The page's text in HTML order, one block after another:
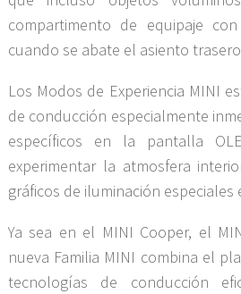
compartimento de equipaje
cuando se abate el asiento
Los Modos de Experiencia MINI
de conducción especialmente
específicos en la pantalla
experimentar la atmosfera
gráficos de iluminación
Ya sea en el MINI Cooper, el
nueva Familia MINI combina el
tecnologías de conducción